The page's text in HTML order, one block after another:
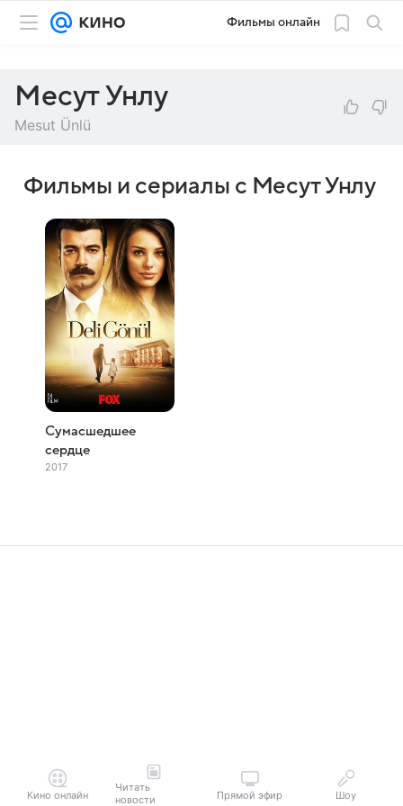
Фильмы онлайн
Месут Унлу
Mesut Ünlü
Фильмы и сериалы с Месут Унлу
Сумасшедшее
сердце
2017
Кино онлайн
Читать
новости
Прямой эфир Шоу